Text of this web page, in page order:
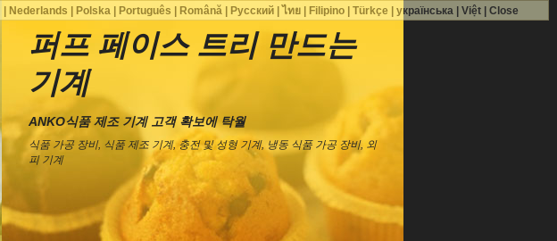
퍼프 페이스 트리 만드는
기계
ANKO식품 제조 기계 고객 확보에 탁월
식품 가공 장비, 식품 제조 기계, 충전 및 성형 기계, 냉동 식품 가공 장비, 외
피 기계
Nederlands Polska| Português Română| Русский| ไทย| Filipino| Türkçe українська| Việt| Close